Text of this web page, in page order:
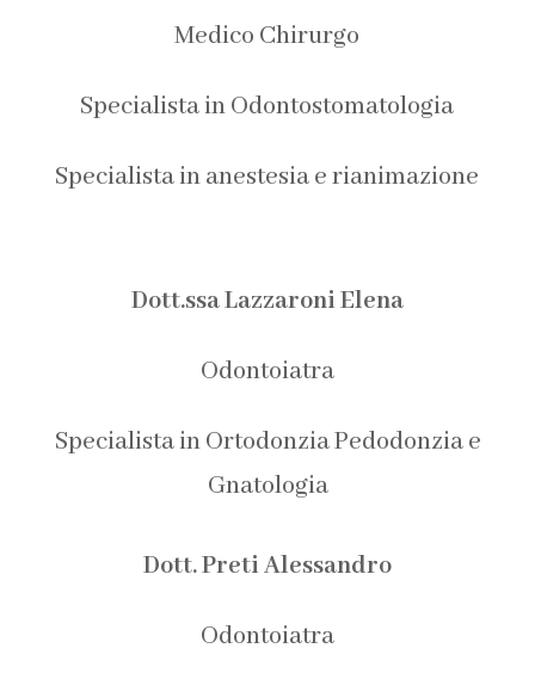
Medico Chirurgo
Specialista in Odontostomatologia
Specialista in anestesia e rianimazione
Dott.ssa Lazzaroni Elena
Odontoiatra
Specialista in OrtodonziaPedodonzia e
Gnatologia
Dott. Preti Alessandro
Odontoiatra